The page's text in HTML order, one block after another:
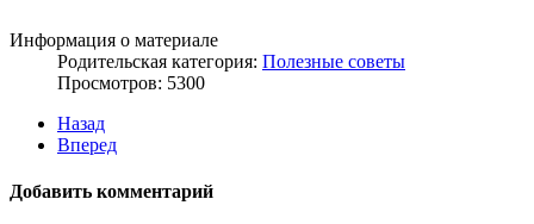
Информация о материале
Родительская категория: Полезные советы
Просмотров: 5300
Назад
Вперед
Добавить комментарий